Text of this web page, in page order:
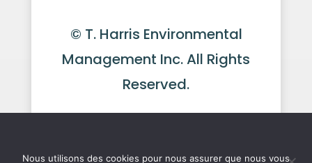
© T. Harris Environmental
Management Inc. All Rights
Reserved.
will assume that you are happy with it.